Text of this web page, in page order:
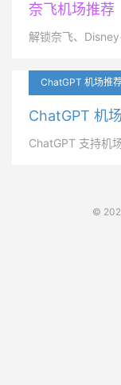
奈飞机场推荐
解锁奈飞、
ChatGPT 机场推
ChatGPT 机
ChatGPT 支持机
©